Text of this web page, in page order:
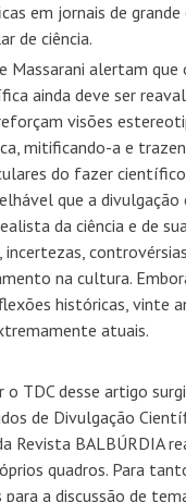
em jornais de grande
de ciência.
Massarani alertam que
ainda deve ser
visões
mitificando-a e
do fazer
que a
da ciência e de
incertezas,
na cultura.
históricas, vinte
atuais.
o TDC desse artigo
de Divulgação
Revista BALBÚRDIA
quadros. Para
a discussão de